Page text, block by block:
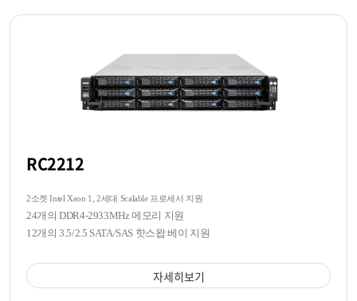
RC2212
2소켓 Intel Xeon 1, 2세대 Scalable 프로세서 지원
24개의 DDR4-2933MHz 메모리 지원
12개의 3.5/2.5 SATA/SAS 핫스왑 베이 지원
자세히보기